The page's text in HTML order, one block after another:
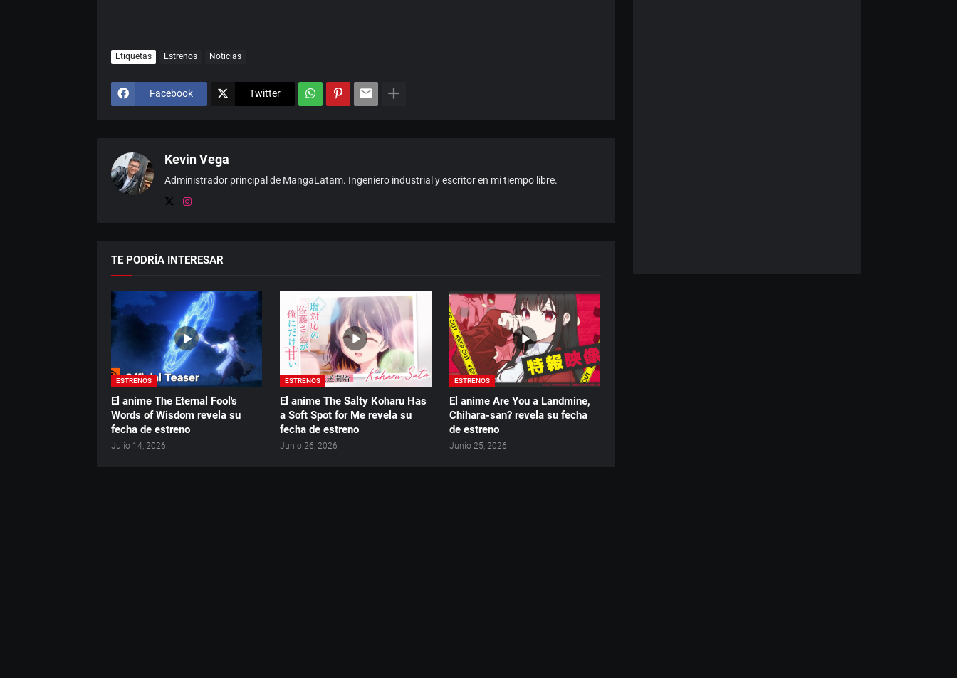
Etiquetas Estrenos Noticias
Facebook Twitter
Kevin Vega
Administrador principal de MangaLatam. Ingeniero industrial y escritor en mi tiempo libre.
TE PODRÍA INTERESAR
ESTRENOS
El anime The Eternal Fool's
Words of Wisdom revela su
fecha de estreno
Julio 14, 2026
ESTRENOS
El anime The Salty Koharu Has
a Soft Spot for Me revela su
fecha de estreno
Junio 26, 2026
ESTRENOS
El anime Are You a Landmine,
Chihara-san? revela su fecha
de estreno
Junio 25, 2026